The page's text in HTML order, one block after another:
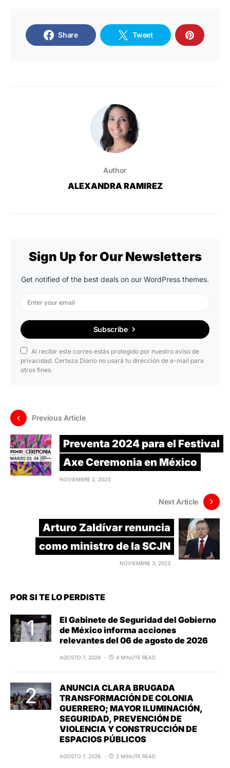
Share Tweet
Author
ALEXANDRA RAMIREZ
Sign Up for Our Newsletters
Get notified of the best deals on our WordPress themes.
Subscribe
Al recibir este correo estás protegido por nuestro aviso de
privacidad. Certeza Diario no usará tu dirección de e-mail para
otros fines.
Previous Article
Preventa 2024 para el Festival
Axe Ceremonia en México
NOVIEMBRE 2, 2023
Next Article
Arturo Zaldívar renuncia
como ministro de la SCJN
NOVIEMBRE 3, 2023
POR SI TE LO PERDISTE
El Gabinete de Seguridad del Gobierno
de México informa acciones
relevantes del 06 de agosto de 2026
AGOSTO 7, 2026 4 MINUTE READ
ANUNCIA CLARA BRUGADA
TRANSFORMACIÓN DE COLONIA
GUERRERO; MAYOR ILUMINACIÓN,
SEGURIDAD, PREVENCIÓN DE
VIOLENCIA Y CONSTRUCCIÓN DE
ESPACIOS PÚBLICOS
AGOSTO 7, 2026 2 MINUTE READ